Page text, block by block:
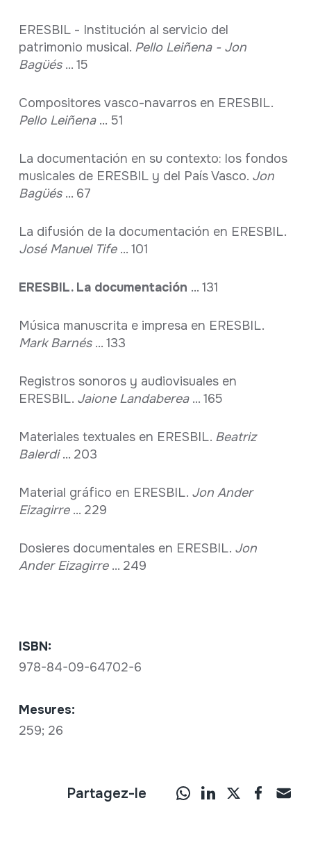
ERESBIL - Institución al servicio del
patrimonio musical. Pello Leiñena - Jon
Bagüés... 15
Compositores vasco-navarros en ERESBIL.
Pello Leiñena... 51
La documentación en su contexto: los fondos
musicales de ERESBIL y del País Vasco. Jon
Bagüés... 67
La difusión de la documentación en ERESBIL.
José Manuel Tife... 101
ERESBIL. La documentación ... 131
Música manuscrita e impresa en ERESBIL.
Mark Barnés... 133
Registros sonoros y audiovisuales en
ERESBIL. Jaione Landaberea... 165
Materiales textuales en ERESBIL. Beatriz
Balerdi... 203
Material gráfico en ERESBIL. Jon Ander
Eizagirre... 229
Dosieres documentales en ERESBIL. Jon
Ander Eizagirre... 249
ISBN:
978-84-09-64702-6
Mesures:
259; 26
Partagez-le